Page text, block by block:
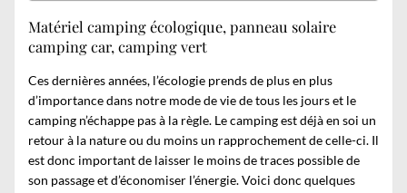
Matériel camping écologique, panneau solaire
camping car, camping vert
Ces dernières années, l’écologie prends de plus en plus
d’importance dans notre mode de vie de tous les jours et le
camping n’échappe pas à la règle. Le camping est déjà en soi un
retour à la nature ou du moins un rapprochement de celle-ci. Il
est donc important de laisser le moins de traces possible de
son passage et d’économiser l’énergie. Voici donc quelques